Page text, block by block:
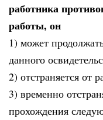
работника
работы, он
1) может
данного
2) отстраняется от
3) временно
прохождения